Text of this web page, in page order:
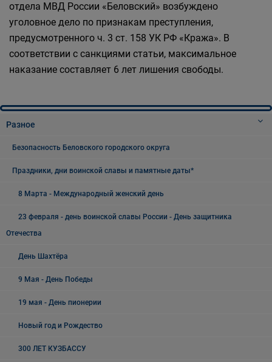
отдела МВД России «Беловский» возбуждено
уголовное дело по признакам преступления,
предусмотренного ч. 3 ст. 158 УК РФ «Кража». В
соответствии с санкциями статьи, максимальное
наказание составляет 6 лет лишения свободы.
Разное
Безопасность Беловского городского округа
Праздники, дни воинской славы и памятные даты*
8 Марта - Международный женский день
23 февраля - день воинской славы России - День защитника
Отечества
День Шахтёра
9 Мая - День Победы
19 мая - День пионерии
Новый год и Рождество
300 ЛЕТ КУЗБАССУ